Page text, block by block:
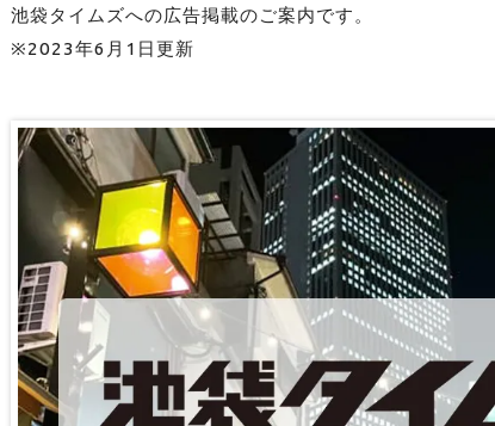
池袋タイムズへの広告掲載のご案内です。
※2023年6月1 日更新